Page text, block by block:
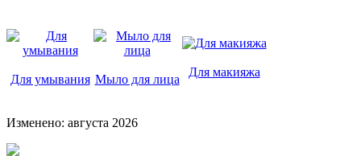
Для умывания Мыло для лица
Для макияжа
Изменено: августа 2026